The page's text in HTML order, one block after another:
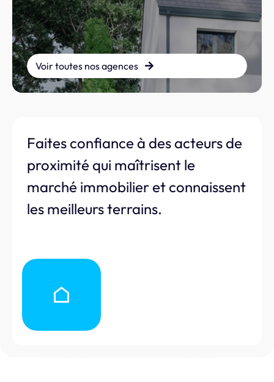
Voir toutes nos agences
Faites confiance à des acteurs de
proximité qui maîtrisent le
marché immobilier et connaissent
les meilleurs terrains.